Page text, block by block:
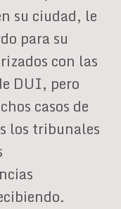
su ciudad, le
para su
con las
DUI, pero
casos de
los tribunales